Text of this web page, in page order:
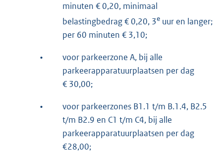
minuten € 0,20, minimaal
belastingbedrag € 0,20, 3e uur en langer;
per 60 minuten € 3,10;
•
voor parkeerzone A, bij alle
parkeerapparatuurplaatsen per dag
€ 30,00;
•
voor parkeerzones B1.1 t/m B.1.4, B2.5
t/m B2.9 en C1 t/m C4, bij alle
parkeerapparatuurplaatsen per dag
€28,00;